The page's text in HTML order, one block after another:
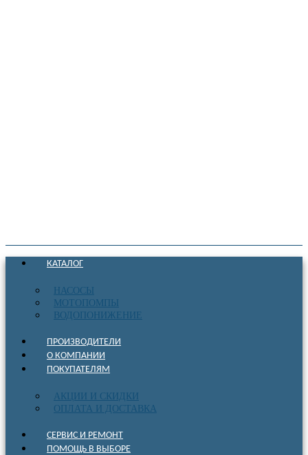
КАТАЛОГ
НАСОСЫ
МОТОПОМПЫ
ВОДОПОНИЖЕНИЕ
ПРОИЗВОДИТЕЛИ
О КОМПАНИИ
ПОКУПАТЕЛЯМ
АКЦИИ И СКИДКИ
ОПЛАТА И ДОСТАВКА
СЕРВИС И РЕМОНТ
ПОМОЩЬ В ВЫБОРЕ